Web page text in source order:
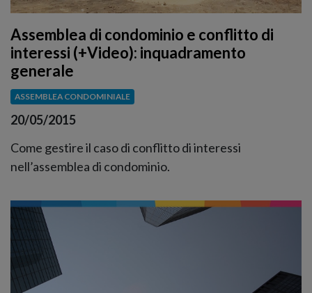
Assemblea di condominio e conflitto di
interessi (+Video): inquadramento
generale
ASSEMBLEA CONDOMINIALE
20/05/2015
Come gestire il caso di conflitto di interessi
nell’assemblea di condominio.